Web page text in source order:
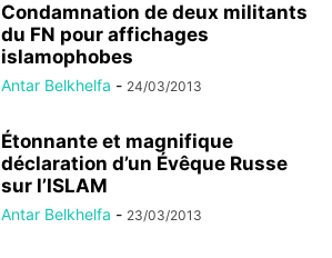
Condamnation de deux militants
du FN pour affichages
islamophobes
Antar Belkhelfa - 24/03/2013
Étonnante et magnifique
déclaration d’un Évêque Russe
sur l’ISLAM
Antar Belkhelfa - 23/03/2013